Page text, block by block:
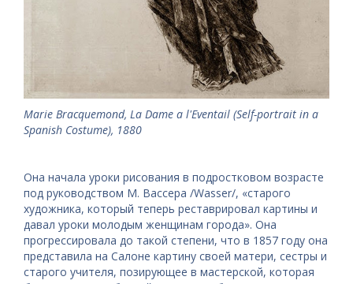
Marie Bracquemond, La Dame a l'Eventail (Self-portrait in a
Spanish Costume), 1880
Она начала уроки рисования в подростковом возрасте
под руководством М. Вассера /Wasser/, «старого
художника, который теперь реставрировал картины и
давал уроки молодым женщинам города». Она
прогрессировала до такой степени, что в 1857 году она
представила на Салоне картину своей матери, сестры и
старого учителя, позирующее в мастерской, которая